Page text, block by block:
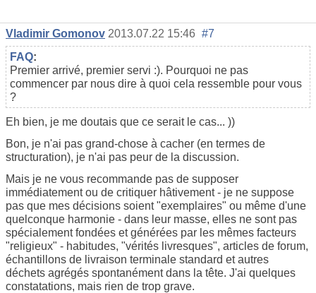
Vladimir Gomonov 2013.07.22 15:46 #7
FAQ:
Premier arrivé, premier servi :). Pourquoi ne pas
commencer par nous dire à quoi cela ressemble pour vous
?
Eh bien, je me doutais que ce serait le cas... ))
Bon, je n'ai pas grand-chose à cacher (en termes de
structuration), je n'ai pas peur de la discussion.
Mais je ne vous recommande pas de supposer
immédiatement ou de critiquer hâtivement - je ne suppose
pas que mes décisions soient "exemplaires" ou même d'une
quelconque harmonie - dans leur masse, elles ne sont pas
spécialement fondées et générées par les mêmes facteurs
"religieux" - habitudes, "vérités livresques", articles de forum,
échantillons de livraison terminale standard et autres
déchets agrégés spontanément dans la tête. J'ai quelques
constatations, mais rien de trop grave.